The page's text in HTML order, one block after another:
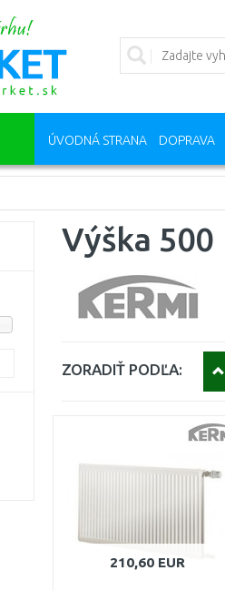
ÚVODNÁ STRANA DOPRAVA
Výška 500
ZORADIŤ PODĽA:
210,60 EUR